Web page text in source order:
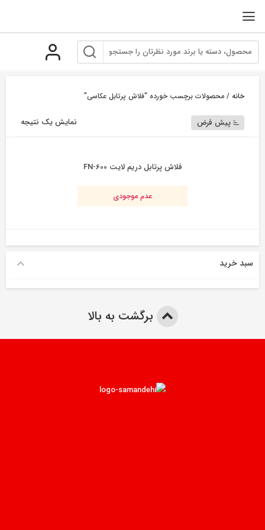
خانه / محصولات برچسب خورده “فلاش پرتابل عکاسی”
نمایش یک نتیجه پیش فرض
فلاش پرتابل دریم لایت FN-600
عدم موجودی
سبد خرید
برگشت به بالا